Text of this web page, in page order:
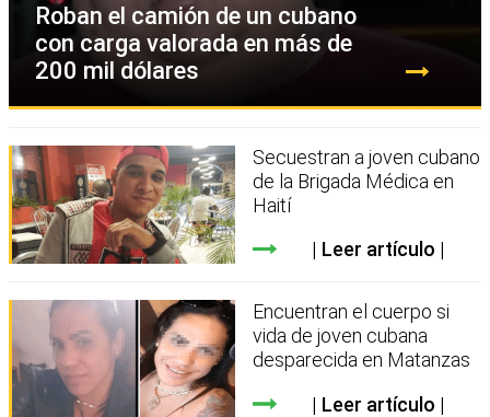
Roban el camión de un cubano
con carga valorada en más de
200 mil dólares
Secuestran a joven cubano
de la Brigada Médica en
Haití
Leer artículo
Encuentran el cuerpo si
vida de joven cubana
desparecida en Matanzas
Leer artículo